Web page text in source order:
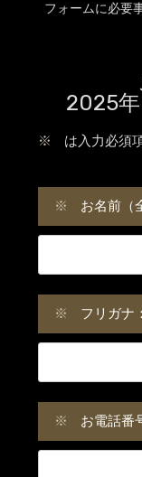
フォームに必要
2025
※ は入力必須
※ お名前（
※ フリガナ：
※ お電話番